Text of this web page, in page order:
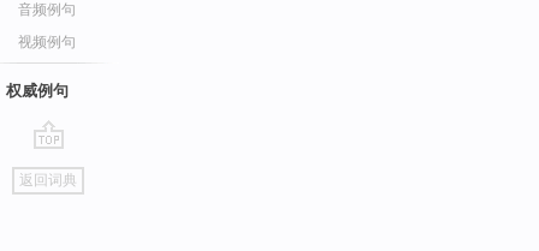
音频例句
视频例句
权威例句
go
top
返回词典